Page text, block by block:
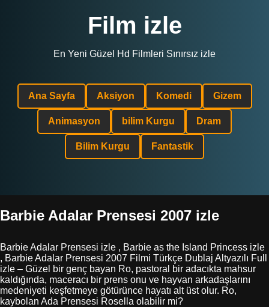
Film izle
En Yeni Güzel Hd Filmleri Sınırsız izle
Ana Sayfa Aksiyon Komedi Gizem
Animasyon bilim Kurgu Dram
Bilim Kurgu Fantastik
Barbie Adalar Prensesi 2007 izle
Barbie Adalar Prensesi izle , Barbie as the Island Princess izle
, Barbie Adalar Prensesi 2007 Filmi Türkçe Dublaj Altyazılı Full
izle – Güzel bir genç bayan Ro, pastoral bir adacıkta mahsur
kaldığında, maceracı bir prens onu ve hayvan arkadaşlarını
medeniyeti keşfetmeye götürünce hayatı alt üst olur. Ro,
kaybolan Ada Prensesi Rosella olabilir mi?